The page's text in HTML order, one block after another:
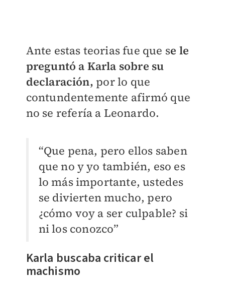
Ante estas teorias fue que se le
preguntó a Karla sobre su
declaración, por lo que
contundentemente afirmó que
no se refería a Leonardo.
“Que pena, pero ellos saben
que no y yo también, eso es
lo más importante, ustedes
se divierten mucho, pero
¿cómo voy a ser culpable? si
ni los conozco”
Karla buscaba criticar el
machismo